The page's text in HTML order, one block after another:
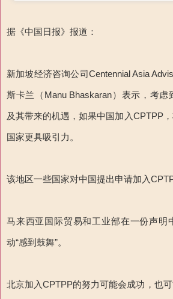
据《中国日报》报道：
新加坡经济咨询公司Centennial Asia
斯卡兰（Manu Bhaskaran）表示，考
及其带来的机遇，如果中国加入CPTPP
国家更具吸引力。
该地区一些国家对中国提出申请加入
马来西亚国际贸易和工业部在一份声明
动“感到鼓舞”。
北京加入CPTPP的努力可能会成功，也